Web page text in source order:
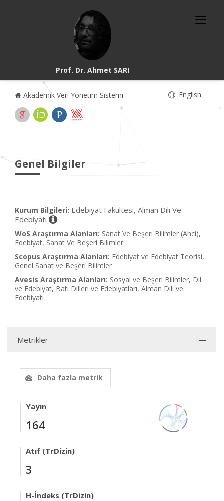
Prof. Dr. Ahmet SARI
Akademik Veri Yönetim Sistemi English
Genel Bilgiler
Kurum Bilgileri: Edebiyat Fakültesi, Alman Dili Ve
Edebiyatı
WoS Araştırma Alanları: Sanat Ve Beşeri Bilimler (Ahci),
Edebiyat, Sanat Ve Beşeri Bilimler
Scopus Araştırma Alanları: Edebiyat ve Edebiyat Teorisi,
Genel Sanat ve Beşeri Bilimler
Avesis Araştırma Alanları: Sosyal ve Beşeri Bilimler, Dil
ve Edebiyat, Batı Dilleri ve Edebiyatları, Alman Dili ve
Edebiyatı
Metrikler
Daha fazla metrik
Yayın
164
Atıf (TrDizin)
3
H-İndeks (TrDizin)